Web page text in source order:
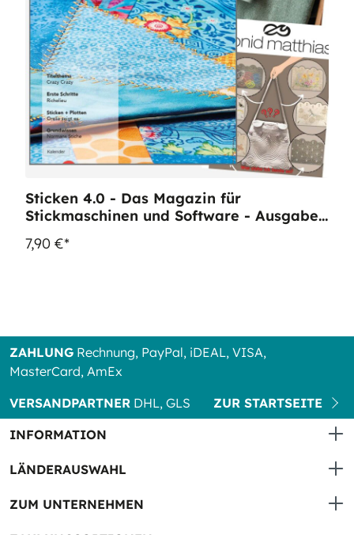
Sticken 4.0 - Das Magazin für
Stickmaschinen und Software - Ausgabe
7,90 €*
ZAHLUNG Rechnung, PayPal, iDEAL, VISA,
MasterCard, AmEx
VERSANDPARTNER DHL, GLS
ZUR STARTSEITE
INFORMATION
LÄNDERAUSWAHL
ZUM UNTERNEHMEN